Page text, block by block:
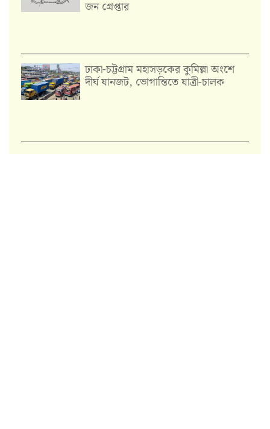
জন গ্রেপ্তার
ঢাকা-চট্টগ্রাম মহাসড়কের কুমিল্লা অংশে
দীর্ঘ যানজট, ভোগান্তিতে যাত্রী-চালক